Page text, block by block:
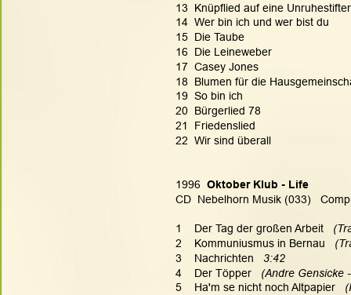
13  Knüpflied auf eine
14  Wer bin ich und wer bist du
15  Die Taube
16  Die Leineweber
17  Casey Jones
18  Blumen für die
19  So bin ich
20  Bürgerlied 78
21  Friedenslied
22  Wir sind überall
1996 Oktober Klub - Life
CD  Nebelhorn Musik (033)
1    Der Tag der großen Arbeit
2    Kommuniusmus in Bernau
3    Nachrichten 3:42
4    Der Töpper
(Andre Gensicke
5    Ha'm se nicht noch Altpapier